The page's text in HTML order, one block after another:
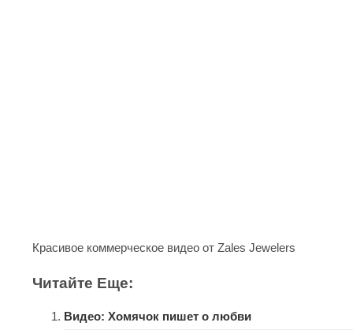
Красивое коммерческое видео от Zales Jewelers
Читайте Еще:
Видео: Хомячок пишет о любви